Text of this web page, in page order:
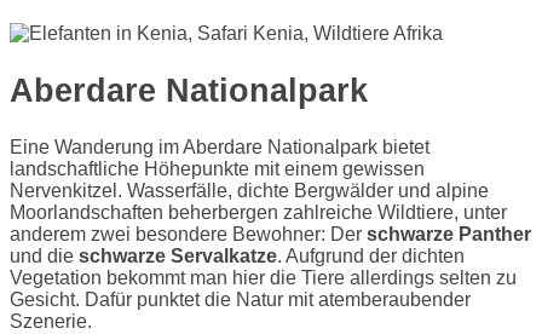
Aberdare Nationalpark
Eine Wanderung im Aberdare Nationalpark bietet
landschaftliche Höhepunkte mit einem gewissen
Nervenkitzel. Wasserfälle, dichte Bergwälder und alpine
Moorlandschaften beherbergen zahlreiche Wildtiere, unter
anderem zwei besondere Bewohner: Der schwarze Panther
und die schwarze Servalkatze. Aufgrund der dichten
Vegetation bekommt man hier die Tiere allerdings selten zu
Gesicht. Dafür punktet die Natur mit atemberaubender
Szenerie.